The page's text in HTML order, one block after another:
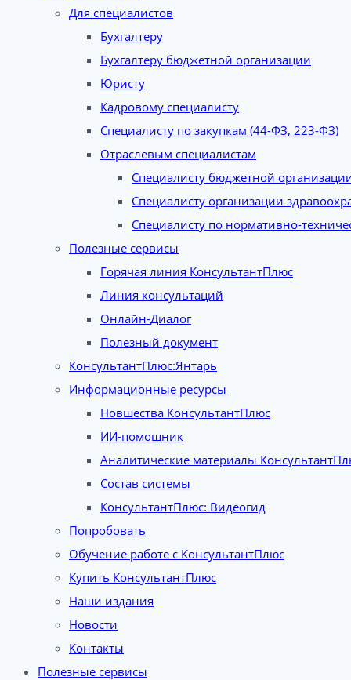
Для специалистов
Бухгалтеру
Бухгалтеру бюджетной организации
Юристу
Кадровому специалисту
Специалисту по закупкам (44-ФЗ, 223-ФЗ)
Отраслевым специалистам
Специалисту бюджетной
Специалисту организации
Специалисту по нормативно-
Полезные сервисы
Горячая линия КонсультантПлюс
Линия консультаций
Онлайн-Диалог
Полезный документ
КонсультантПлюс:Янтарь
Информационные ресурсы
Новшества КонсультантПлюс
ИИ-помощник
Аналитические материалы
Состав системы
КонсультантПлюс: Видеогид
Попробовать
Обучение работе с КонсультантПлюс
Купить КонсультантПлюс
Наши издания
Новости
Контакты
Полезные сервисы